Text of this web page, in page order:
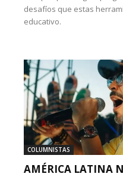
desafíos que estas
educativo.
COLUMNISTAS
AMÉRICA LATINA